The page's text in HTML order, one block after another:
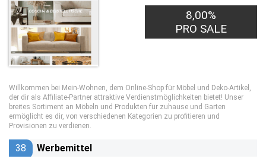
8,00%
PRO SALE
Willkommen bei Mein-Wohnen, dem Online-Shop für Möbel und Deko-Artikel,
der dir als Affiliate-Partner attraktive Verdienstmöglichkeiten bietet! Unser
breites Sortiment an Möbeln und Produkten für zuhause und Garten
ermöglicht es dir, von verschiedenen Kategorien zu profitieren und
Provisionen zu verdienen.
38 Werbemittel